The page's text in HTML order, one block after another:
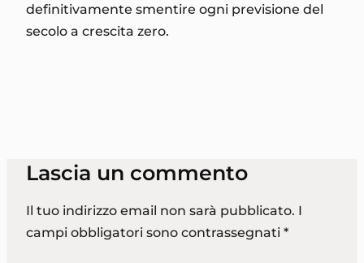
definitivamente smentire ogni previsione del
secolo a crescita zero.
Lascia un commento
Il tuo indirizzo email non sarà pubblicato. I
campi obbligatori sono contrassegnati *